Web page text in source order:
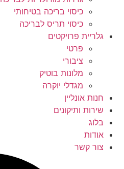
כיסוי בריכה בטיחותי
כיסוי תריס לבריכה
גלריית פרויקטים
פרטי
ציבורי
מלונות בוטיק
מגדלי יוקרה
חנות אונליין
שירות ותיקונים
בלוג
אודות
צור קשר